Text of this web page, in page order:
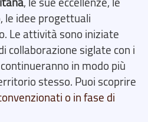
le idee progettuali
Le attività sono iniziate
collaborazione siglate con i
in modo più
stesso. Puoi scoprire
o in fase di